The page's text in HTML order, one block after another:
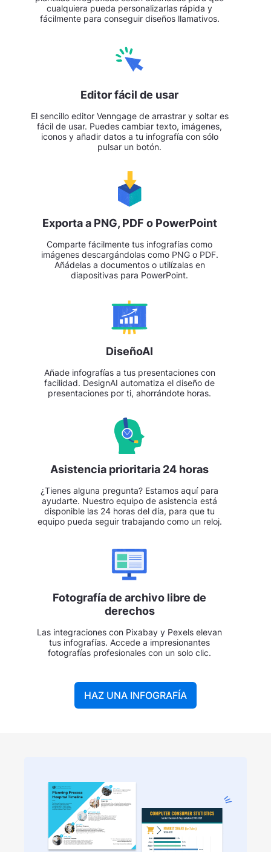
cualquiera pueda personalizarlas rápida y
fácilmente para conseguir diseños llamativos.
Editor fácil de usar
El sencillo editor Venngage de arrastrar y soltar es
fácil de usar. Puedes cambiar texto, imágenes,
iconos y añadir datos a tu infografía con sólo
pulsar un botón.
Exporta a PNG, PDF o PowerPoint
Comparte fácilmente tus infografías como
imágenes descargándolas como PNG o PDF.
Añádelas a documentos o utilízalas en
diapositivas para PowerPoint.
DiseñoAI
Añade infografías a tus presentaciones con
facilidad. DesignAI automatiza el diseño de
presentaciones por ti, ahorrándote horas.
Asistencia prioritaria 24 horas
¿Tienes alguna pregunta? Estamos aquí para
ayudarte. Nuestro equipo de asistencia está
disponible las 24 horas del día, para que tu
equipo pueda seguir trabajando como un reloj.
Fotografía de archivo libre de
derechos
Las integraciones con Pixabay y Pexels elevan
tus infografías. Accede a impresionantes
fotografías profesionales con un solo clic.
HAZ UNA INFOGRAFÍA